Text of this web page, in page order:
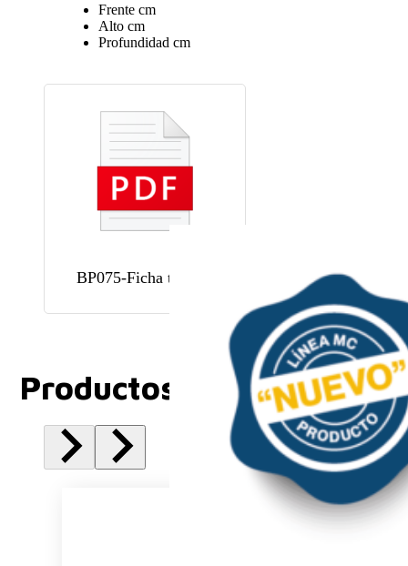
Frente cm
Alto cm
Profundidad cm
BP075-Ficha técnica
Productos Relacionados